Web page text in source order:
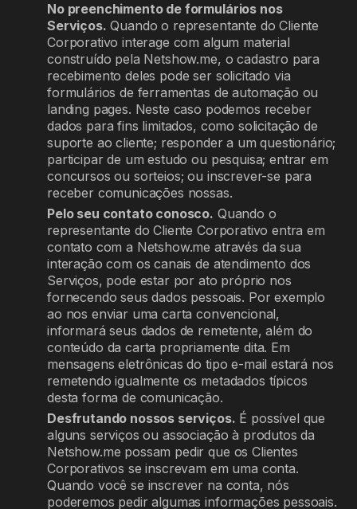
No preenchimento de formulários nos
Serviços. Quando o representante do Cliente
Corporativo interage com algum material
construído pela Netshow.me, o cadastro para
recebimento deles pode ser solicitado via
formulários de ferramentas de automação ou
landing pages. Neste caso podemos receber
dados para fins limitados, como solicitação de
suporte ao cliente; responder a um questionário;
participar de um estudo ou pesquisa; entrar em
concursos ou sorteios; ou inscrever-se para
receber comunicações nossas.
Pelo seu contato conosco. Quando o
representante do Cliente Corporativo entra em
contato com a Netshow.me através da sua
interação com os canais de atendimento dos
Serviços, pode estar por ato próprio nos
fornecendo seus dados pessoais. Por exemplo
ao nos enviar uma carta convencional,
informará seus dados de remetente, além do
conteúdo da carta propriamente dita. Em
mensagens eletrônicas do tipo e-mail estará nos
remetendo igualmente os metadados típicos
desta forma de comunicação.
Desfrutando nossos serviços. É possível que
alguns serviços ou associação à produtos da
Netshow.me possam pedir que os Clientes
Corporativos se inscrevam em uma conta.
Quando você se inscrever na conta, nós
poderemos pedir algumas informações pessoais.